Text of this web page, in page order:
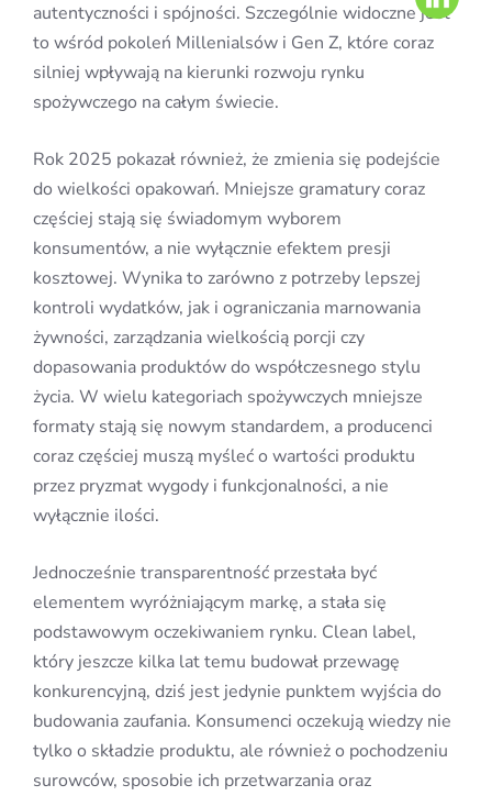
autentyczności i spójności. Szczególnie widoczne jest
to wśród pokoleń Millenialsów i Gen Z, które coraz
silniej wpływają na kierunki rozwoju rynku
spożywczego na całym świecie.
Rok 2025 pokazał również, że zmienia się podejście
do wielkości opakowań. Mniejsze gramatury coraz
częściej stają się świadomym wyborem
konsumentów, a nie wyłącznie efektem presji
kosztowej. Wynika to zarówno z potrzeby lepszej
kontroli wydatków, jak i ograniczania marnowania
żywności, zarządzania wielkością porcji czy
dopasowania produktów do współczesnego stylu
życia. W wielu kategoriach spożywczych mniejsze
formaty stają się nowym standardem, a producenci
coraz częściej muszą myśleć o wartości produktu
przez pryzmat wygody i funkcjonalności, a nie
wyłącznie ilości.
Jednocześnie transparentność przestała być
elementem wyróżniającym markę, a stała się
podstawowym oczekiwaniem rynku. Clean label,
który jeszcze kilka lat temu budował przewagę
konkurencyjną, dziś jest jedynie punktem wyjścia do
budowania zaufania. Konsumenci oczekują wiedzy nie
tylko o składzie produktu, ale również o pochodzeniu
surowców, sposobie ich przetwarzania oraz